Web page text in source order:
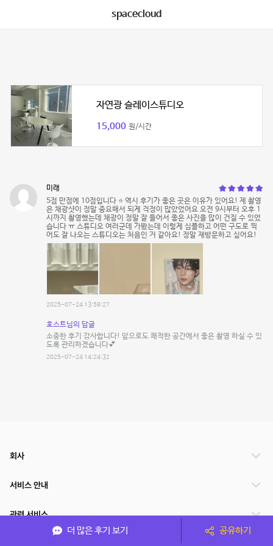
spacecloud
자연광 슬레이스튜디오
15,000 원/시간
미래
5점 만점에 10점입니다 ⭐️ 역시 후기가 좋은 곳은 이유가 있어요! 제 촬영
은 채광샷이 정말 중요해서 되게 걱정이 많았었어요 오전 9시부터 오후 1
시까지 촬영했는데 채광이 정말 잘 들어서 좋은 사진을 많이 건질 수 있었
습니다 ㅠ 스튜디오 여러군데 가봤는데 이렇게 심플하고 어떤 구도로 찍
어도 잘 나오는 스튜디오는 처음인 거 같아요! 정말 재방문하고 싶어요!
2025-07-24 13:59:27
호스트님의 답글
소중한 후기 감사합니다! 앞으로도 쾌적한 공간에서 좋은 촬영 하실 수 있
도록 관리하겠습니다💕
2025-07-24 14:24:32
더 많은 후기 보기 공유하기
회사
서비스 안내
관련 서비스